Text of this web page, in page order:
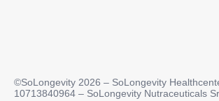
©SoLongevity 2026 – SoLongevity
10713840964 – SoLongevity Nutraceuticals